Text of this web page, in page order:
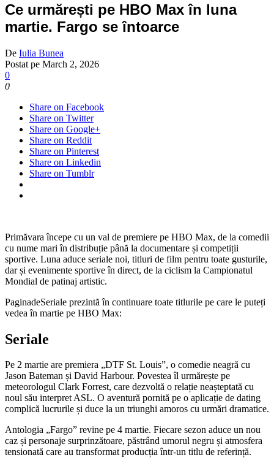
Ce urmărești pe HBO Max în luna
martie. Fargo se întoarce
De Iulia Bunea
Postat pe March 2, 2026
0
0
Share on Facebook
Share on Twitter
Share on Google+
Share on Reddit
Share on Pinterest
Share on Linkedin
Share on Tumblr
Primăvara începe cu un val de premiere pe HBO Max, de la comedii
cu nume mari în distribuție până la documentare și competiții
sportive. Luna aduce seriale noi, titluri de film pentru toate gusturile,
dar și evenimente sportive în direct, de la ciclism la Campionatul
Mondial de patinaj artistic.
PaginadeSeriale prezintă în continuare toate titlurile pe care le puteți
vedea în martie pe HBO Max:
Seriale
Pe 2 martie are premiera „DTF St. Louis”, o comedie neagră cu
Jason Bateman și David Harbour. Povestea îl urmărește pe
meteorologul Clark Forrest, care dezvoltă o relație neașteptată cu
noul său interpret ASL. O aventură pornită pe o aplicație de dating
complică lucrurile și duce la un triunghi amoros cu urmări dramatice.
Antologia „Fargo” revine pe 4 martie. Fiecare sezon aduce un nou
caz și personaje surprinzătoare, păstrând umorul negru și atmosfera
tensionată care au transformat producția într-un titlu de referință.